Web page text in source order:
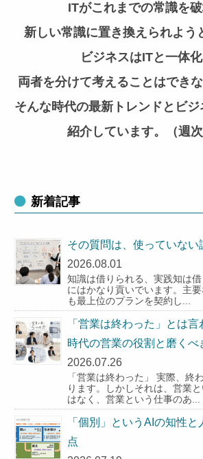
ITがこれまでの常識を破
新しい常識に置き換えられよう
ビジネスはITと一体化
両者を分けて考えることはできな
そんな時代の最新トレンドとビ
紹介しています。（週次
新着記事
その質問は、使っていない
2026.08.01
知識は借りられる、実践知は
にはかなり貢いでいます。主
も最上位のプランを契約し...
「営業は終わった」とは
時代の営業の役割と磨くべ
2026.07.26
「営業は終わった」 実際、終
ります。しかしそれは、営業
はなく、営業という仕事のあ...
「個別」というAIの知性
点